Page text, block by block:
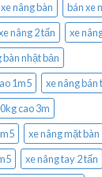
nâng bàn
bán xe
nâng 2 tấn
xe
bàn nhật bản
1m5
xe nâng bán
cao 3m
xe nâng mặt
xe nâng tay 2 tấn